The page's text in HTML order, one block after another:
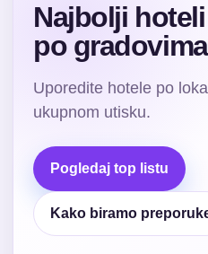
Najbolji
po gradovima
Uporedite hotele po
ukupnom utisku.
Pogledaj top listu
Kako biramo